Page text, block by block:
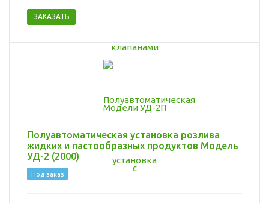
ЗАКАЗАТЬ
Полуавтоматическая установка розлива
жидких и пастообразных продуктов Модель
УД-2 (2000)
Под заказ